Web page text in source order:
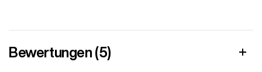
Bewertungen (5)